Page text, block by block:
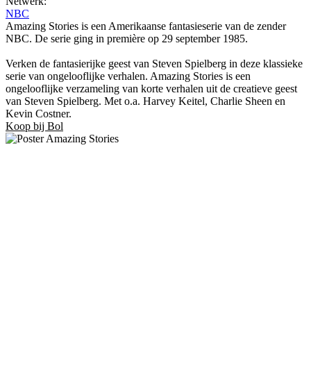
NBC
Amazing Stories is een Amerikaanse fantasieserie van de zender
NBC. De serie ging in première op 29 september 1985.
Verken de fantasierijke geest van Steven Spielberg in deze klassieke
serie van ongelooflijke verhalen. Amazing Stories is een
ongelooflijke verzameling van korte verhalen uit de creatieve geest
van Steven Spielberg. Met o.a. Harvey Keitel, Charlie Sheen en
Kevin Costner.
Koop bij Bol